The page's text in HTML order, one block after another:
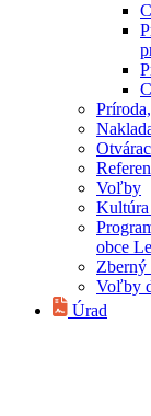
Voľby
Kultúra
obce
Zberný
Voľby
Úrad